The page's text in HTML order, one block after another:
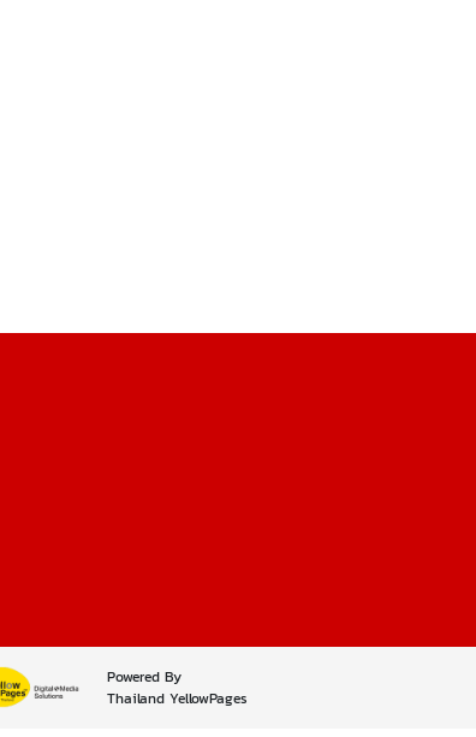
Powered By
Thailand YellowPages